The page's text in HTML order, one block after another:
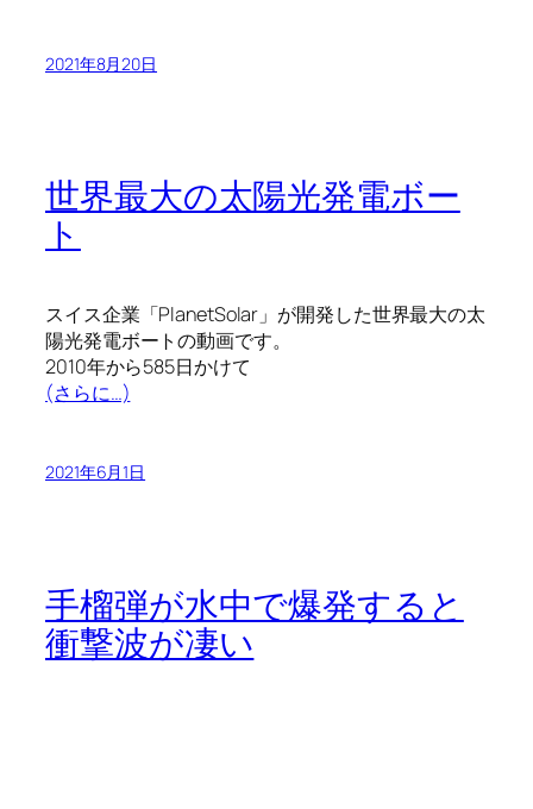
2021年8月20日
世界最大の太陽光発電ボー
ト
スイス企業「PlanetSolar」が開発した世界最大の太
陽光発電ボートの動画です。
2010年から585日かけて
(さらに…)
2021年6月1日
手榴弾が水中で爆発すると
衝撃波が凄い